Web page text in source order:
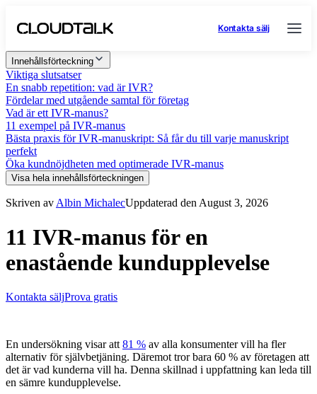
Kontakta sälj
Innehållsförteckning
Viktiga slutsatser
En snabb repetition: vad är IVR?
Fördelar med utgående samtal för företag
Vad är ett IVR-manus?
11 exempel på IVR-manus
Bästa praxis för IVR-manuskript: Så får du till varje manuskript
perfekt
Öka kundnöjdheten med optimerade IVR-manus
Visa hela innehållsförteckningen
Skriven av Albin MichalecUppdaterad den August 3, 2026
11 IVR-manus för en
enastående kundupplevelse
Kontakta säljProva gratis
En undersökning visar att 81 % av alla konsumenter vill ha fler
alternativ för självbetjäning. Däremot tror bara 60 % av företagen att
det är vad kunderna vill ha. Denna skillnad i uppfattning kan leda till
en sämre kundupplevelse.